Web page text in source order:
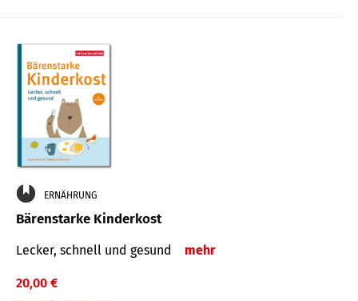
ERNÄHRUNG
Bärenstarke Kinderkost
Lecker, schnell und gesund mehr
20,00 €